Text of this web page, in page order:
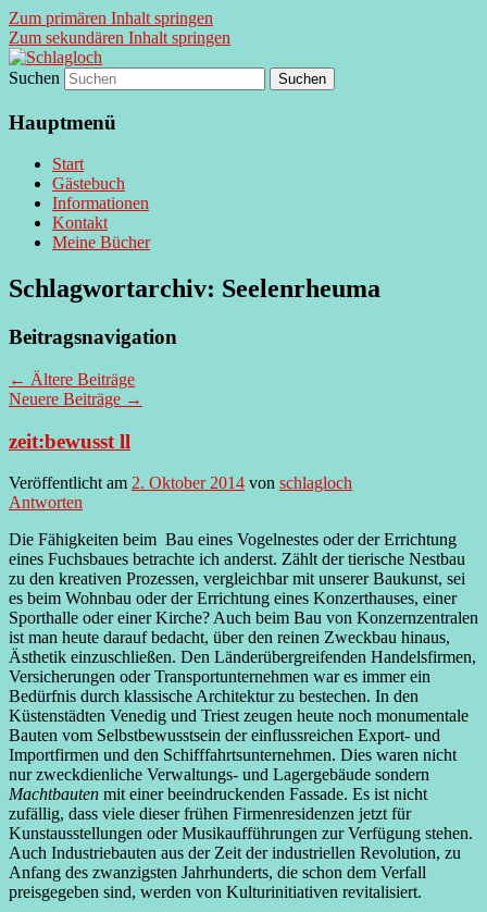
Zum primären Inhalt springen
Zum sekundären Inhalt springen
Schlagloch
supersberger taggedanken
Suchen
Hauptmenü
Start
Gästebuch
Informationen
Kontakt
Meine Bücher
Schlagwortarchiv: Seelenrheuma
Beitragsnavigation
← Ältere Beiträge
Neuere Beiträge →
zeit:bewusst ll
Veröffentlicht am 2. Oktober 2014 von schlagloch
Antworten
Die Fähigkeiten beim Bau eines Vogelnestes oder der Errichtung
eines Fuchsbaues betrachte ich anderst. Zählt der tierische Nestbau
zu den kreativen Prozessen, vergleichbar mit unserer Baukunst, sei
es beim Wohnbau oder der Errichtung eines Konzerthauses, einer
Sporthalle oder einer Kirche? Auch beim Bau von Konzernzentralen
ist man heute darauf bedacht, über den reinen Zweckbau hinaus,
Ästhetik einzuschließen. Den Länderübergreifenden Handelsfirmen,
Versicherungen oder Transportunternehmen war es immer ein
Bedürfnis durch klassische Architektur zu bestechen. In den
Küstenstädten Venedig und Triest zeugen heute noch monumentale
Bauten vom Selbstbewusstsein der einflussreichen Export- und
Importfirmen und den Schifffahrtsunternehmen. Dies waren nicht
nur zweckdienliche Verwaltungs- und Lagergebäude sondern
Machtbauten mit einer beeindruckenden Fassade. Es ist nicht
zufällig, dass viele dieser frühen Firmenresidenzen jetzt für
Kunstausstellungen oder Musikaufführungen zur Verfügung stehen.
Auch Industriebauten aus der Zeit der industriellen Revolution, zu
Anfang des zwanzigsten Jahrhunderts, die schon dem Verfall
preisgegeben sind, werden von Kulturinitiativen revitalisiert.